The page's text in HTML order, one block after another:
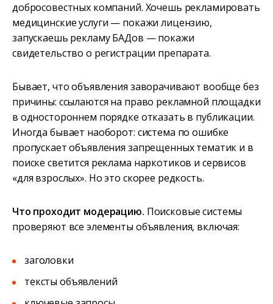
добросовестных компаний. Хочешь рекламировать
медицинские услуги — покажи лицензию,
запускаешь рекламу БАДов — покажи
свидетельство о регистрации препарата.
Бывает, что объявления заворачивают вообще без
причины: ссылаются на право рекламной площадки
в одностороннем порядке отказать в публикации.
Иногда бывает наоборот: система по ошибке
пропускает объявления запрещенных тематик и в
поиске светится реклама наркотиков и сервисов
«для взрослых». Но это скорее редкость.
Что проходит модерацию. Поисковые системы
проверяют все элементы объявления, включая:
заголовки
тексты объявлений